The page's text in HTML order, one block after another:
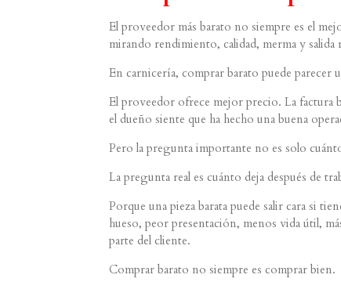
El proveedor más barato no siempre es el
mirando rendimiento, calidad, merma y salida
En carnicería, comprar barato puede parecer
El proveedor ofrece mejor precio. La factura
el dueño siente que ha hecho una buena
Pero la pregunta importante no es solo
La pregunta real es cuánto deja después de
Porque una pieza barata puede salir cara si
hueso, peor presentación, menos vida útil,
parte del cliente.
Comprar barato no siempre es comprar bien.